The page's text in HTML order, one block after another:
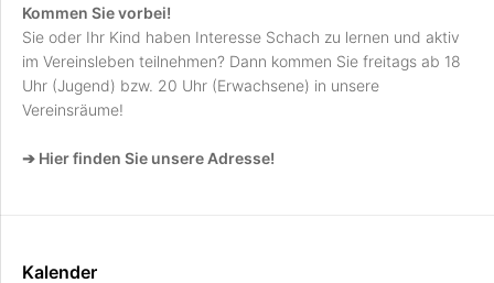
Kommen Sie vorbei!
Sie oder Ihr Kind haben Interesse Schach zu lernen und aktiv
im Vereinsleben teilnehmen? Dann kommen Sie freitags ab 18
Uhr (Jugend) bzw. 20 Uhr (Erwachsene) in unsere
Vereinsräume!
➔ Hier finden Sie unsere Adresse!
Kalender